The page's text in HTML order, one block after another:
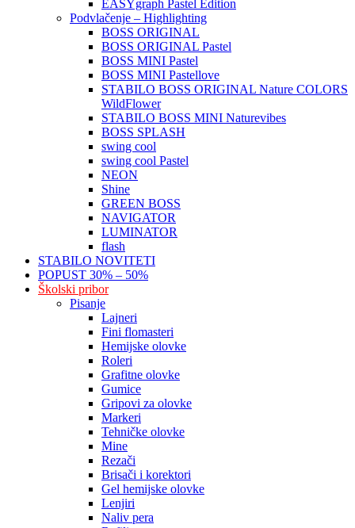
EASYgraph Pastel Edition
Podvlačenje – Highlighting
BOSS ORIGINAL
BOSS ORIGINAL Pastel
BOSS MINI Pastel
BOSS MINI Pastellove
STABILO BOSS ORIGINAL Nature COLORS
WildFlower
STABILO BOSS MINI Naturevibes
BOSS SPLASH
swing cool
swing cool Pastel
NEON
Shine
GREEN BOSS
NAVIGATOR
LUMINATOR
flash
STABILO NOVITETI
POPUST 30% – 50%
Školski pribor
Pisanje
Lajneri
Fini flomasteri
Hemijske olovke
Roleri
Grafitne olovke
Gumice
Gripovi za olovke
Markeri
Tehničke olovke
Mine
Rezači
Brisači i korektori
Gel hemijske olovke
Lenjiri
Naliv pera